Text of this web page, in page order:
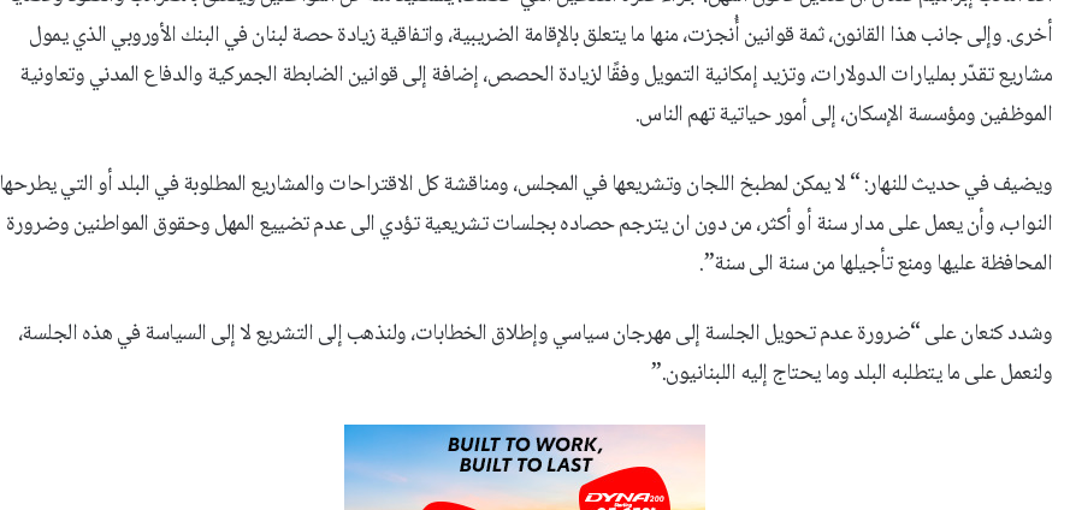
أخرى. وإلى جانب هذا القانون، ثمة قوانين أُنجزت، منها ما يتعلق بالإقامة الضريبية، واتفاقية زيادة حصة لبنان في البنك الأوروبي الذي يمول
مشاريع تقدّر بمليارات الدولارات، وتزيد إمكانية التمويل وفقًا لزيادة الحصص، إضافة إلى قوانين الضابطة الجمركية والدفاع المدني وتعاونية
الموظفين ومؤسسة الإسكان، إلى أمور حياتية تهم الناس.
ويضيف في حديث للنهار: “ لا يمكن لمطبخ اللجان وتشريعها في المجلس، ومناقشة كل الاقتراحات والمشاريع المطلوبة في البلد أو التي يطرحها
النواب، وأن يعمل على مدار سنة أو أكثر، من دون ان يترجم حصاده بجلسات تشريعية تؤدي الى عدم تضييع المهل وحقوق المواطنين وضرورة
المحافظة عليها ومنع تأجيلها من سنة الى سنة”.
وشدد كنعان على “ضرورة عدم تحويل الجلسة إلى مهرجان سياسي وإطلاق الخطابات، ولنذهب إلى التشريع لا إلى السياسة في هذه الجلسة،
ولنعمل على ما يتطلبه البلد وما يحتاج إليه اللبنانيون.”